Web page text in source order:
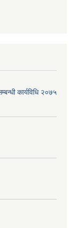
कार्यविधि २०७५